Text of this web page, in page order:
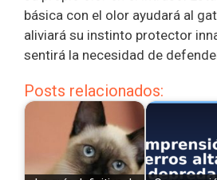
básica con el olor ayudará al
aliviará su instinto protector
sentirá la necesidad de
Posts relacionados: